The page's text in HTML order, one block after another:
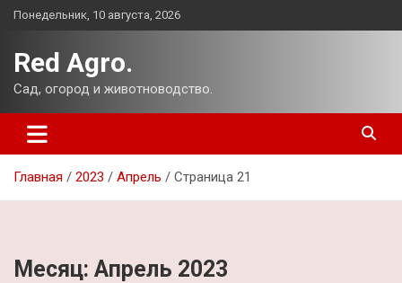
Перейти
Понедельник, 10 августа, 2026
Red Agro.
Сад, огород и животноводство.
Главная 2023 Апрель Страница 21
Месяц: Апрель 2023